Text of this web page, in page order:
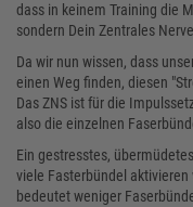
dass in keinem Training die
sondern Dein Zentrales
Da wir nun wissen, dass
einen Weg finden, diesen
Das ZNS ist für die
also die einzelnen
Ein gestresstes,
viele Fasterbündel
bedeutet weniger